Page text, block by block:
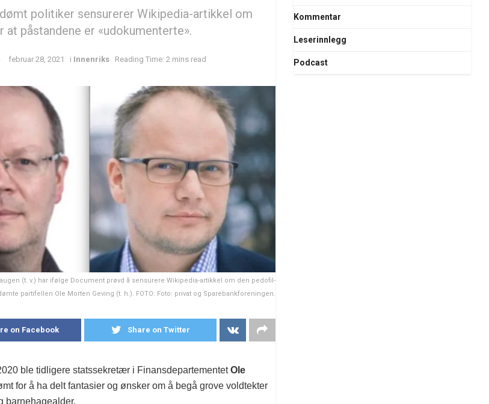
politiker sensurerer Wikipedia-artikkel om
at påstandene er «udokumenterte».
februar 28, 2021 i Innenriks Reading Time: 2 mins read
(t. v.) har ifølge Document prøvd å sensurere Wikipedia-artikkel om den pedofil-
partifellen Ole Morten Geving (t. h.). FOTO: Foto: privat og Sparebankforeningen.
on Facebook Share on Twitter
ble tidligere statssekretær i FinansdepartementetOle
for å ha delt fantasier og ønsker om å begå grove voldtekter
barnehagealder.
Kommentar
Leserinnlegg
Podcast